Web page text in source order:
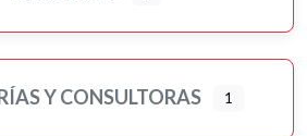
Y CONSULTORAS 1